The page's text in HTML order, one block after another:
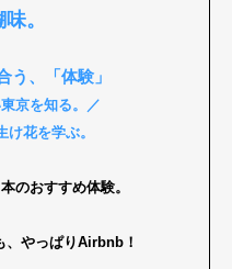
。
う、「体験」
京を知る。／
花を学ぶ。
のおすすめ体験。
、やっぱりAirbnb！